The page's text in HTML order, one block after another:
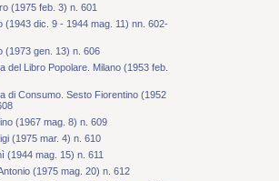
(1975 feb. 3) n. 601
(1943 dic. 9 - 1944 mag. 11) nn. 602-
(1973 gen. 13) n. 606
del Libro Popolare. Milano (1953 feb.
di Consumo. Sesto Fiorentino (1952
(1967 mag. 8) n. 609
(1975 mar. 4) n. 610
(1944 mag. 15) n. 611
(1975 mag. 20) n. 612